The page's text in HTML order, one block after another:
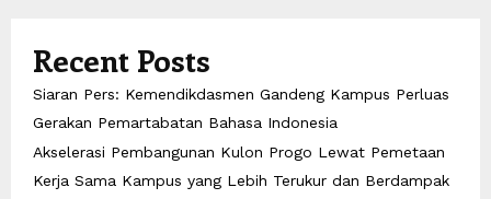
Recent Posts
Siaran Pers: Kemendikdasmen Gandeng Kampus Perluas
Gerakan Pemartabatan Bahasa Indonesia
Akselerasi Pembangunan Kulon Progo Lewat Pemetaan
Kerja Sama Kampus yang Lebih Terukur dan Berdampak